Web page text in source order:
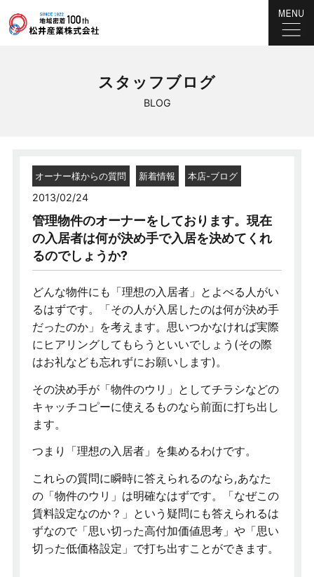
BLOG
スタッフブログ
オーナー様からの質問 新着情報 本店-ブログ
2013/02/24
管理物件のオーナーをしております。現在
の入居者は何が決め手で入居を決めてくれ
るのでしょうか?
どんな物件にも「理想の入居者」とよべる人がい
るはずです。「その人が入居したのは何が決め手
だったのか」を考えます。思いつかなければ実際
にヒアリングしてもらうといいでしょう(その際
はお礼なども忘れずにお願いします)。
その決め手が「物件のウリ」としてチラシなどの
キャッチコピーに使えるものなら前面に打ち出し
ます。
つまり「理想の入居者」を集めるわけです。
これらの質問に瞬時に答えられるのなら,あなた
の「物件のウリ」は明確なはずです。「なぜこの
賃料設定なのか？」という疑問にも答えられるは
ずなので「思い切った高付加価値思考」や「思い
切った低価格設定」で打ち出すことができます。